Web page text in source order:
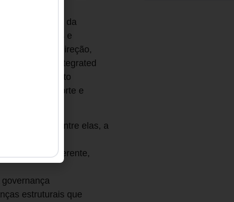
contábeis
por conta da
sociais e
vai nessa direção,
Integrated
de triplo impacto
formas de reporte e
e o planeta.
tendências. Entre elas, a
e
uma voz coerente,
estruturais que